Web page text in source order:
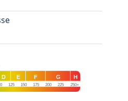
125 150 175 200 225 250+
H
G
F
E
D